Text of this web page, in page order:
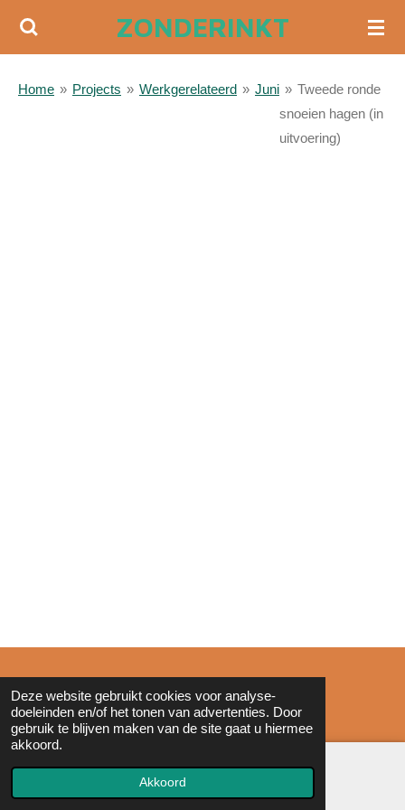
Deze website gebruikt cookies voor analyse-
doeleinden en/of het tonen van advertenties. Door
gebruik te blijven maken van de site gaat u hiermee
akkoord.
Akkoord
Ga
de
ZONDERINKT
Home » Projects » Werkgerelateerd » Juni » Tweede ronde
snoeien hagen (in
uitvoering)
© 2011 - 2026 Zonderinkt.eu